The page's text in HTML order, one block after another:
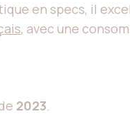
en specs, il
, avec une
2023.